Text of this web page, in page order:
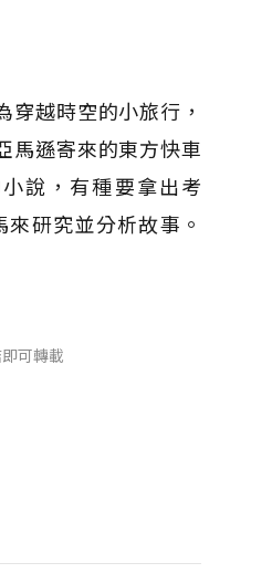
穿越時空的小旅行，
馬遜寄來的東方快車
說，有種要拿出考
來研究並分析故事。
可轉載